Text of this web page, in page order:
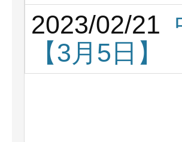
2023/02/21
【3月5日】